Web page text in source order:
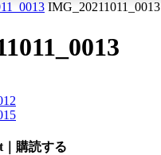
IMG_20211011_0013
｜購読する